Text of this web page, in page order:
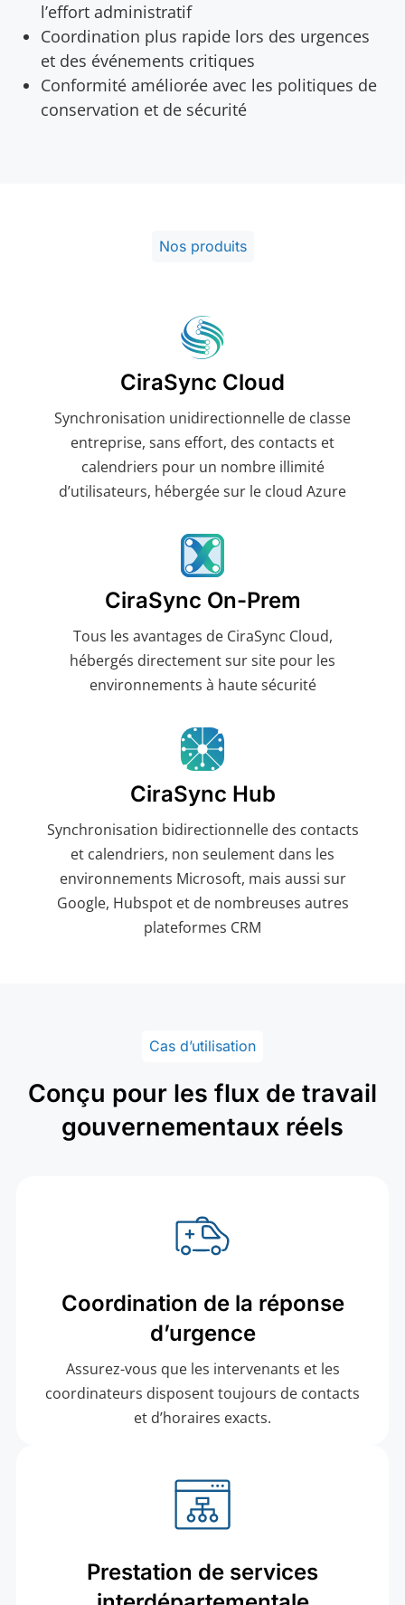
l’effort administratif
Coordination plus rapide lors des urgences
et des événements critiques
Conformité améliorée avec les politiques de
conservation et de sécurité
Nos produits
CiraSync Cloud
Synchronisation unidirectionnelle de classe
entreprise, sans effort, des contacts et
calendriers pour un nombre illimité
d’utilisateurs, hébergée sur le cloud Azure
CiraSync On-Prem
Tous les avantages de CiraSync Cloud,
hébergés directement sur site pour les
environnements à haute sécurité
CiraSync Hub
Synchronisation bidirectionnelle des contacts
et calendriers, non seulement dans les
environnements Microsoft, mais aussi sur
Google, Hubspot et de nombreuses autres
plateformes CRM
Cas d’utilisation
Conçu pour les flux de travail
gouvernementaux réels
Coordination de la réponse
d’urgence
Assurez-vous que les intervenants et les
coordinateurs disposent toujours de contacts
et d’horaires exacts.
Prestation de services